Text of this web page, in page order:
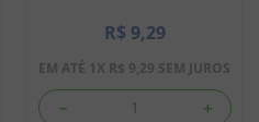
R$ 9,29
EM ATÉ 1X R$ 9,29 SEM JUROS
＋
－